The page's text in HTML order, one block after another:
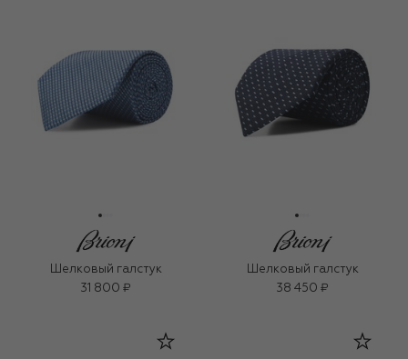
Шелковый галстук
31 800 ₽
Шелковый галстук
38 450 ₽